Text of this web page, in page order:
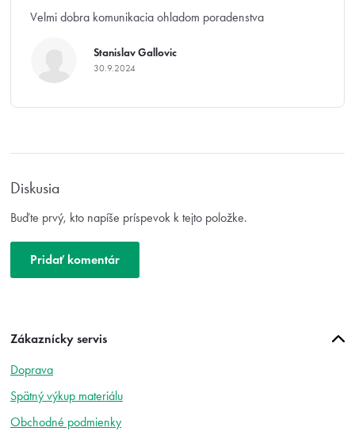
o
n
Stanislav Gallovic
Hodnotenie produktu je 5 z 5 hviezdičiek.
30.9.2024
Velmi dobra komunikacia ohladom poradenstva
Diskusia
Buďte prvý, kto napíše príspevok k tejto položke.
Pridať komentár
Zákaznícky servis
Doprava
Spätný výkup materiálu
Obchodné podmienky